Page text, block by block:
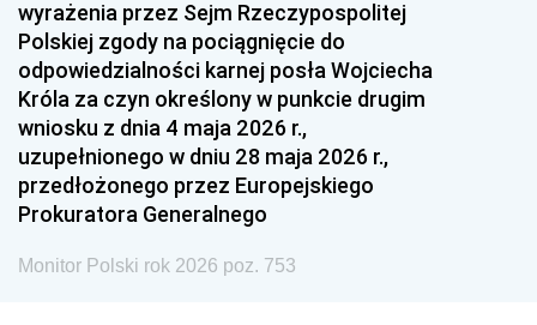
1951 1950 1949
1948 1947
1939 1938 1937
1936 1930
wyrażenia przez Sejm Rzeczypospolitej
Polskiej zgody na pociągnięcie do
odpowiedzialności karnej posła Wojciecha
Króla za czyn określony w punkcie drugim
wniosku z dnia 4 maja 2026 r.,
uzupełnionego w dniu 28 maja 2026 r.,
przedłożonego przez Europejskiego
Prokuratora Generalnego
Monitor Polski rok 2026 poz. 753